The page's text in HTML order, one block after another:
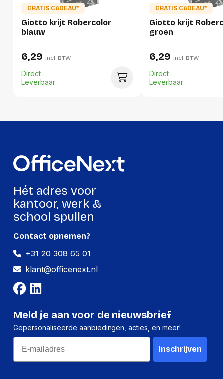
Hoeveelheid:
Breedte:
90 millimeter
Hoogte:
85 millimeter
Lengte:
105 millimeter
Per doos
Breedte:
187 millimeter
Hoogte:
233 millimeter
Lengte:
Gewicht:
Per pallet
Hoeveelheid:
Breedte:
Hoogte:
Lengte:
-
Gewicht:
-
GRATIS CADEAU*
Giotto krijt Robercolor
blauw
6,29 incl. BTW
Direct
Leverbaar
GRATIS CADEAU*
Giotto krijt
groen
6,29 incl. BTW
Direct
Leverbaar
Hét adres voor
kantoor, werk &
school spullen
Contact opnemen?
+31 20 308 65 01
klant@officenext.nl
Meld je aan voor de nieuwsbrief
Gepersonaliseerde aanbiedingen, acties, en meer!
Email
Inschrijven